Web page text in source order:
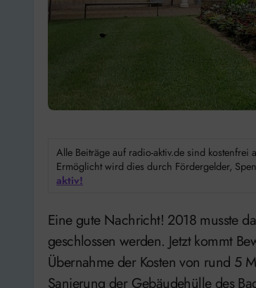
Alle Beiträge auf radio-aktiv.de sind
Ermöglicht wird dies durch Fördergelder,
aktiv!
Eine gute Nachricht! 2018 musste das Kurtheater in Bad Pyrmont aus statischen Gründen
geschlossen werden. Jetzt kommt
Übernahme der Kosten von rund 5
Sanierung der Gebäudehülle des